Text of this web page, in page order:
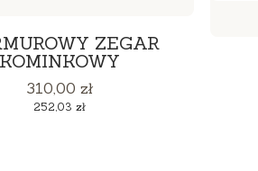
ZEGAR
KOMINKOWY
Cena
310,00 zł
Cena
252,03 zł